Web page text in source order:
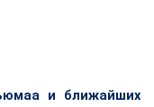
и ближайших